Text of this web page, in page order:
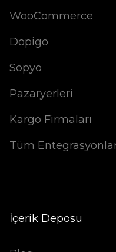
WooCommerce
Dopigo
Sopyo
Pazaryerleri
Kargo Firmaları
Tüm
İçerik Deposu